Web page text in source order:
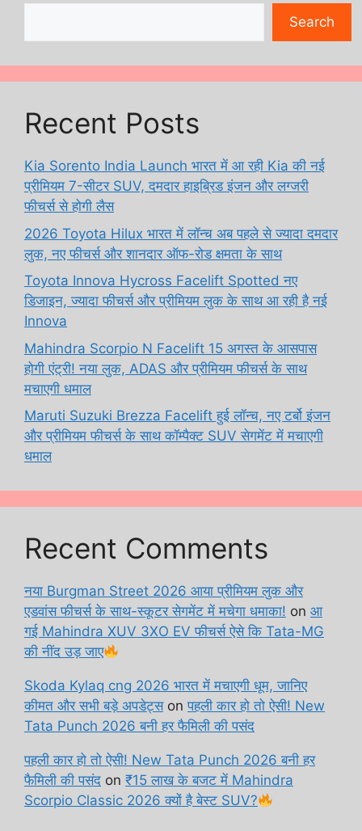
Search
Recent Posts
Kia Sorento India Launch भारत में आ रही Kia की नई
प्रीमियम 7-सीटर SUV, दमदार हाइब्रिड इंजन और लग्जरी
फीचर्स से होगी लैस
2026 Toyota Hilux भारत में लॉन्च अब पहले से ज्यादा दमदार
लुक, नए फीचर्स और शानदार ऑफ-रोड क्षमता के साथ
Toyota Innova Hycross Facelift Spotted नए
डिजाइन, ज्यादा फीचर्स और प्रीमियम लुक के साथ आ रही है नई
Innova
Mahindra Scorpio N Facelift 15 अगस्त के आसपास
होगी एंट्री! नया लुक, ADAS और प्रीमियम फीचर्स के साथ
मचाएगी धमाल
Maruti Suzuki Brezza Facelift हुई लॉन्च, नए टर्बो इंजन
और प्रीमियम फीचर्स के साथ कॉम्पैक्ट SUV सेगमेंट में मचाएगी
धमाल
Recent Comments
नया Burgman Street 2026 आया प्रीमियम लुक और
एडवांस फीचर्स के साथ-स्कूटर सेगमेंट में मचेगा धमाका! on आ
गई Mahindra XUV 3XO EV फीचर्स ऐसे कि Tata-MG
की नींद उड़ जाए
Skoda Kylaq cng 2026 भारत में मचाएगी धूम, जानिए
कीमत और सभी बड़े अपडेट्सonपहली कार हो तो ऐसी! New
Tata Punch 2026 बनी हर फैमिली की पसंद
पहली कार हो तो ऐसी! New Tata Punch 2026 बनी हर
फैमिली की पसंद on ₹15 लाख के बजट में Mahindra
Scorpio Classic 2026 क्यों है बेस्ट SUV?